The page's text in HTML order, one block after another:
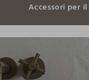
Accessori per